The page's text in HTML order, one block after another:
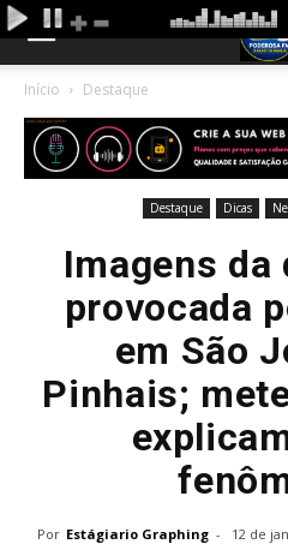
Início Destaque
Destaque Dicas
Imagens
provocada
em São
Pinhais;
Por Estágiario Graphing - 12 de